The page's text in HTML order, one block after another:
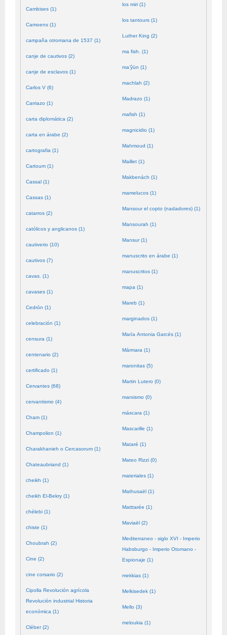
Cambises (1)
Camoens (1)
campaña otromana de 1537 (1)
canje de cautivos (2)
canje de esclavos (1)
Carlos V (6)
Carriazo (1)
carta diplomática (2)
carta en árabe (2)
cartografia (1)
Cartoum (1)
Cassal (1)
Cassas (1)
catarros (2)
católicos y anglicanos (1)
cautiverio (10)
cautivos (7)
cavas. (1)
cavases (1)
Cedrón (1)
celebración (1)
censura (1)
centenario (2)
certificado (1)
Cervantes (68)
cervantismo (4)
Cham (1)
Champolion (1)
Charakhanieh o Cercasorum (1)
Chateaubriand (1)
cheikh (1)
cheikh El-Bekry (1)
chélebi (1)
chiste (1)
Choubrah (2)
Cine (2)
cine corsario (2)
Cipolla Revolución agrícola
Revolución industrial Historia
económica (1)
Cléber (2)
los miri (1)
los tantours (1)
Luther King (2)
ma fish. (1)
ma’ŷūn (1)
machlah (2)
Madrazo (1)
mafish (1)
magnicidio (1)
Mahmoud (1)
Maillet (1)
Makbenách (1)
mamelucos (1)
Mansour el copto (nadadores) (1)
Mansourah (1)
Mansur (1)
manuscrito en árabe (1)
manuscritos (1)
mapa (1)
Mareb (1)
marginados (1)
María Antonia Garcés (1)
Mármara (1)
maronitas (5)
Martin Lutero (0)
marxismo (0)
máscara (1)
Mascarille (1)
Mataré (1)
Mateo Rizzi (0)
materiales (1)
Mathusaël (1)
Matttarée (1)
Maviaël (2)
Mediterraneo - siglo XVI - Imperio
Habsburgo - Imperio Otomano -
Espionaje (1)
mekkias (1)
Melkisedek (1)
Mello (3)
meloukia (1)